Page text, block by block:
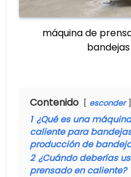
máquina de
Contenido esconder
1 ¿Qué es una
caliente para
producción de
2 ¿Cuándo deberías
prensado en caliente?